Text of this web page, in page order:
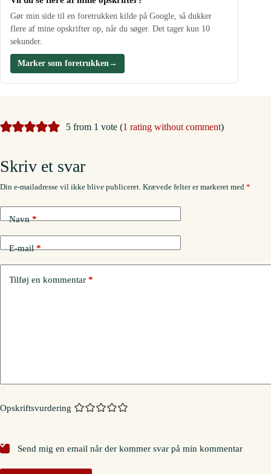
Gør min side til en foretrukken kilde på Google, så dukker
flere af mine opskrifter op, når du søger. Det tager kun 10
sekunder.
Marker som foretrukken→
5 from 1 vote (1 rating without comment)
Skriv et svar
Din e-mailadresse vil ikke blive publiceret. Krævede felter er markeret med *
Navn*
E-mail*
Tilføj en kommentar *
Opskriftsvurdering
Send mig en email når der kommer svar på min kommentar